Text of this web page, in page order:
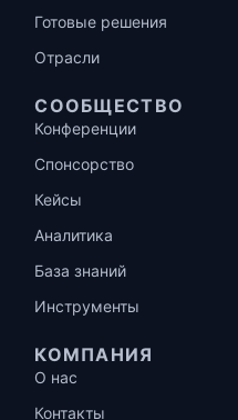
Готовые решения
Отрасли
СООБЩЕСТВО
Конференции
Спонсорство
Кейсы
Аналитика
База знаний
Инструменты
КОМПАНИЯ
О нас
Контакты